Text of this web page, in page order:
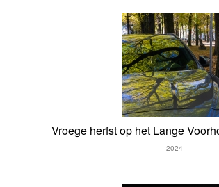
Vroege herfst op het Lange
2024